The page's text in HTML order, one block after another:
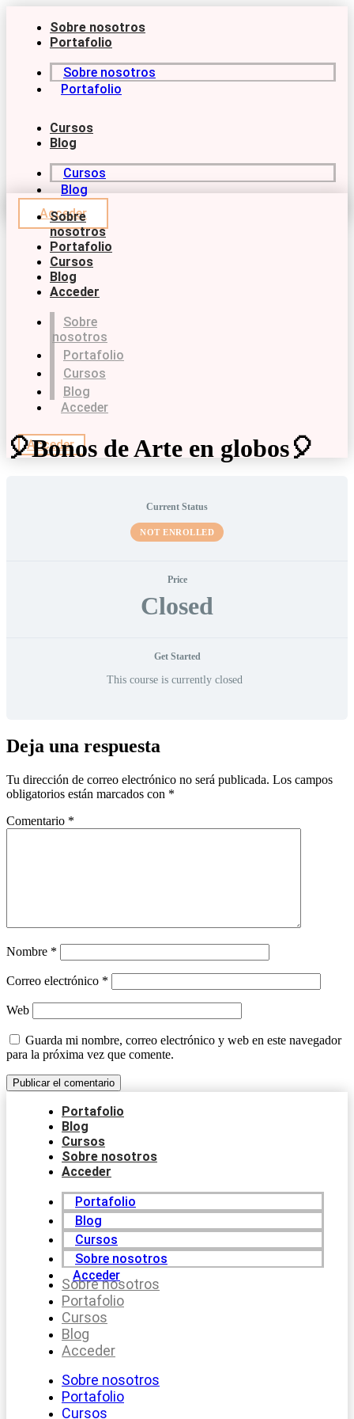
contenido
Sobre nosotros
Portafolio
Sobre nosotros
Portafolio
Cursos
Blog
Cursos
Blog
Acceder
Sobre
nosotros
Portafolio
Cursos
Blog
Acceder
Sobre
nosotros
Portafolio
Cursos
Blog
Acceder
Acceder
🎈Bonos de Arte en globos🎈
Current Status
NOT ENROLLED
Price
Closed
Get Started
This course is currently closed
Deja una respuesta
Tu dirección de correo electrónico no será publicada. Los campos
obligatorios están marcados con *
Comentario *
Nombre *
Correo electrónico *
Web
Guarda mi nombre, correo electrónico y web en este navegador
para la próxima vez que comente.
Portafolio
Blog
Cursos
Sobre nosotros
Acceder
Portafolio
Blog
Cursos
Sobre nosotros
Acceder
Sobre nosotros
Portafolio
Cursos
Blog
Acceder
Sobre nosotros
Portafolio
Cursos